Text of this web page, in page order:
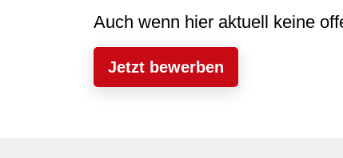
Auch wenn hier aktuell keine
Jetzt bewerben